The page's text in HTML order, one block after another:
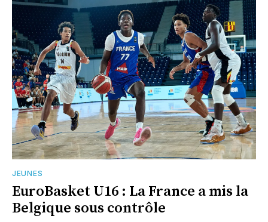
JEUNES
EuroBasket U16 : La France a mis la
Belgique sous contrôle